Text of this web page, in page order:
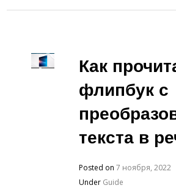
Как
флипбук с
текста в
Posted on7 ноября, 2022
Under Guide